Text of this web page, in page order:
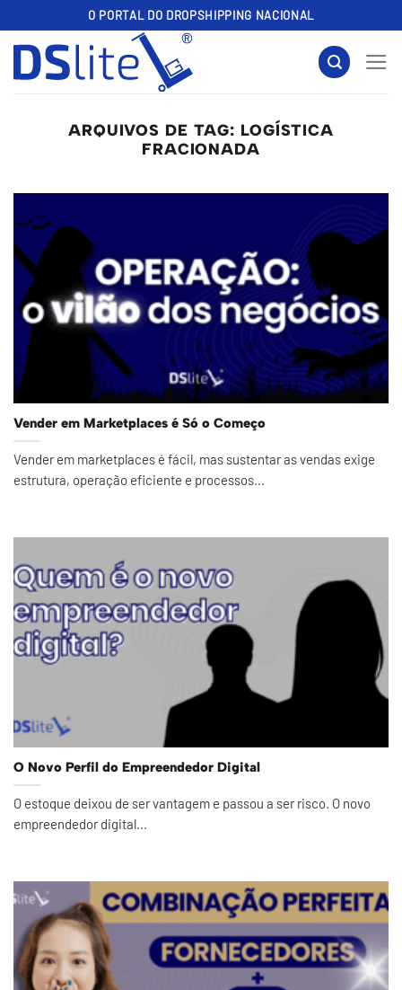
to
content
O PORTAL DO DROPSHIPPING NACIONAL
ARQUIVOS DE TAG: LOGÍSTICA
FRACIONADA
Vender em Marketplaces é Só o Começo
Vender em marketplaces é fácil, mas sustentar as vendas exige
estrutura, operação eficiente e processos...
O Novo Perfil do Empreendedor Digital
O estoque deixou de ser vantagem e passou a ser risco. O novo
empreendedor digital...